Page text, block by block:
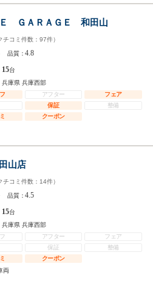
Ｅ ＧＡＲＡＧＥ 和田山
チコミ件数： 97件）
品質：4.8
15台
兵庫県 兵庫西部
アフター
フェア
保証
整備
クーポン
山店
チコミ件数： 14件）
品質：4.5
15台
兵庫県 兵庫西部
アフター
フェア
保証
整備
クーポン
両